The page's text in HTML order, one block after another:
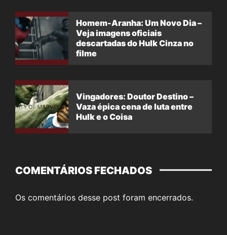
Homem-Aranha: Um Novo Dia –
Veja imagens oficiais
descartadas do Hulk Cinza no
filme
Vingadores: Doutor Destino –
Vaza épica cena de luta entre
Hulk e o Coisa
COMENTÁRIOS FECHADOS
Os comentários desse post foram encerrados.